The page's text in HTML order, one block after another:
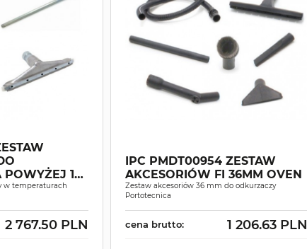
120
w temperaturach
2 767.50 PLN
IPC PMDT00954 ZESTAW
AKCESORIÓW FI 36MM OVEN
Zestaw akcesoriów 36 mm do odkurzaczy
Portotecnica
cena brutto: 1 206.63 PLN